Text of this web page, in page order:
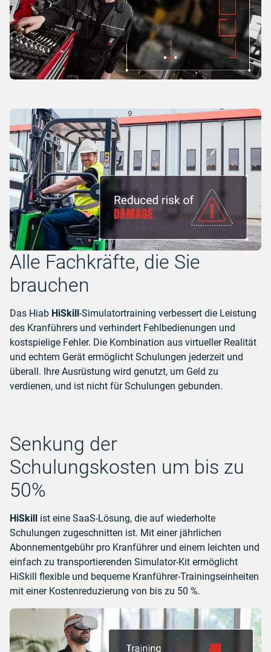
Alle Fachkräfte, die Sie
brauchen
Das Hiab HiSkill -Simulatortraining verbessert die Leistung
des Kranführers und verhindert Fehlbedienungen und
kostspielige Fehler. Die Kombination aus virtueller Realität
und echtem Gerät ermöglicht Schulungen jederzeit und
überall. Ihre Ausrüstung wird genutzt, um Geld zu
verdienen, und ist nicht für Schulungen gebunden.
Senkung der
Schulungskosten um bis zu
50%
HiSkill
ist eine SaaS-Lösung, die auf wiederholte
Schulungen zugeschnitten ist. Mit einer jährlichen
Abonnementgebühr pro Kranführer und einem leichten und
einfach zu transportierenden Simulator-Kit ermöglicht
HiSkill flexible und bequeme Kranführer-Trainingseinheiten
mit einer Kostenreduzierung von bis zu 50 %.